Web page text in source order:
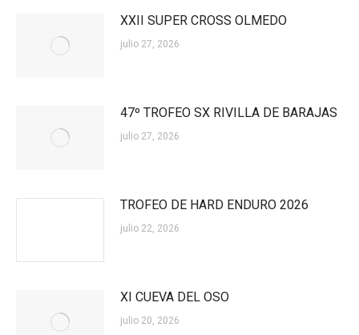
XXII SUPER CROSS OLMEDO
julio 27, 2026
47º TROFEO SX RIVILLA DE BARAJAS
julio 27, 2026
TROFEO DE HARD ENDURO 2026
julio 22, 2026
XI CUEVA DEL OSO
julio 20, 2026